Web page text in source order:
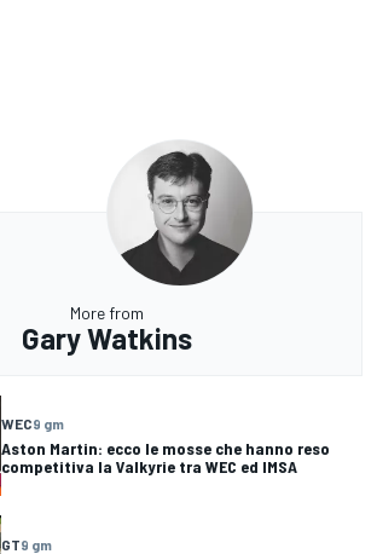
More from
Gary Watkins
WEC9 gm
Aston Martin: ecco le mosse che hanno reso
competitiva la Valkyrie tra WEC ed IMSA
GT9 gm